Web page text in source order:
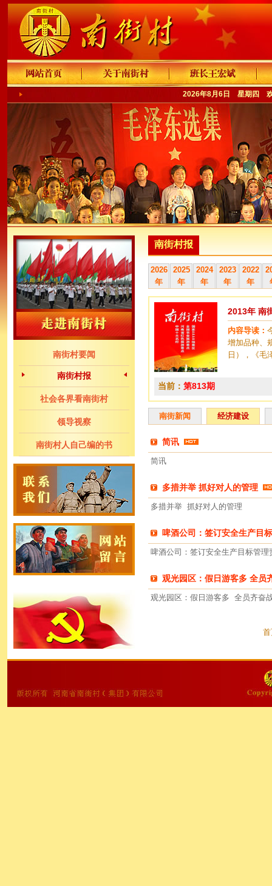
2026年8月6日 星期四
南街村要闻
南街村报
社会各界看南街村
领导视察
南街村人自己编的书
南街村报
2026
年
2025
年
2024
年
2023
年
2022
年
2013年 南
内容导读：
增加品种、
日），《毛
当前： 第813期
南街新闻 经济建设
简讯
简讯
多措并举 抓好对人的管理
多措并举 抓好对人的管理
啤酒公司：签订安全生产目
啤酒公司：签订安全生产目标管理
观光园区：假日游客多 全员
观光园区：假日游客多 全员齐奋